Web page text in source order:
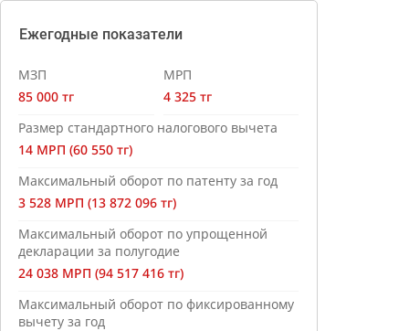
Ежегодные показатели
МЗП
85 000 тг
МРП
4 325 тг
Размер стандартного налогового вычета
14 МРП (60 550 тг)
Максимальный оборот по патенту за год
3 528 МРП (13 872 096 тг)
Максимальный оборот по упрощенной
декларации за полугодие
24 038 МРП (94 517 416 тг)
Максимальный оборот по фиксированному
вычету за год